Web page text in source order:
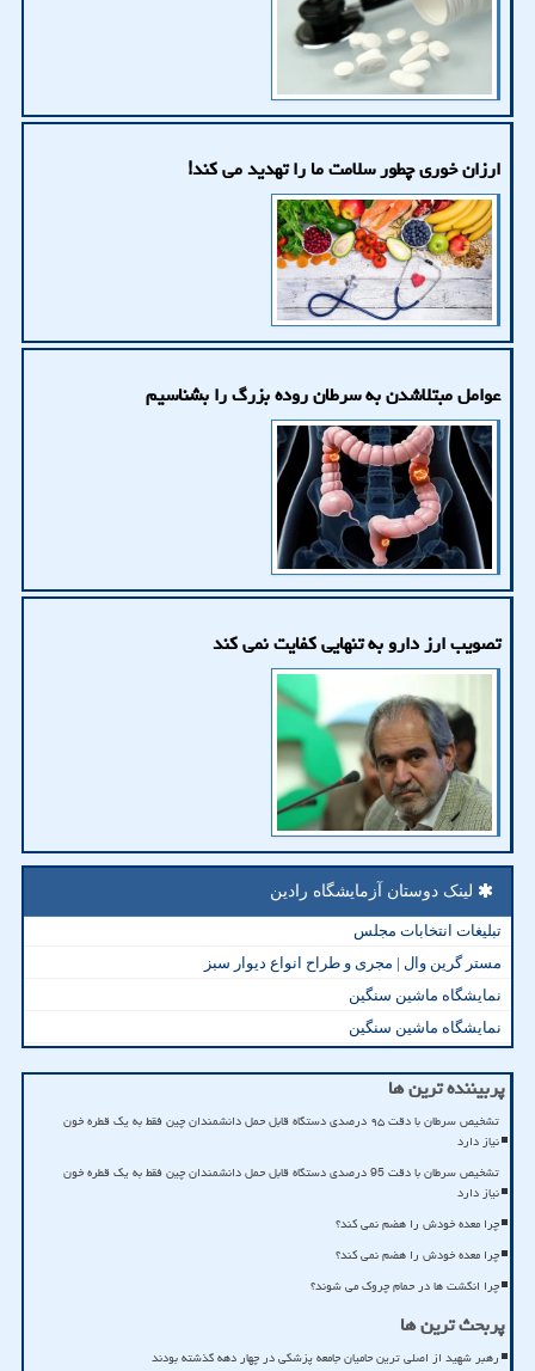
ارزان خوری چطور سلامت ما را تهدید می کند!
عوامل مبتلاشدن به سرطان روده بزرگ را بشناسیم
تصویب ارز دارو به تنهایی کفایت نمی کند
لینک دوستان آزمایشگاه رادین
تبلیغات انتخابات مجلس
مستر گرین وال | مجری و طراح انواع دیوار سبز
نمایشگاه ماشین سنگین
نمایشگاه ماشین سنگین
پربیننده ترین ها
تشخیص سرطان با دقت ۹۵ درصدی دستگاه قابل حمل دانشمندان چین فقط به یک قطره خون
نیاز دارد
تشخیص سرطان با دقت 95 درصدی دستگاه قابل حمل دانشمندان چین فقط به یک قطره خون
نیاز دارد
چرا معده خودش را هضم نمی کند؟
چرا معده خودش را هضم نمی کند؟
چرا انگشت ها در حمام چروک می شوند؟
پربحث ترین ها
رهبر شهید از اصلی ترین حامیان جامعه پزشکی در چهار دهه گذشته بودند